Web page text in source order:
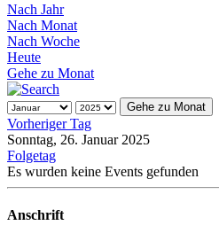
Nach Jahr
Nach Monat
Nach Woche
Heute
Gehe zu Monat
Gehe zu Monat
Vorheriger Tag
Sonntag, 26. Januar 2025
Folgetag
Es wurden keine Events gefunden
Anschrift